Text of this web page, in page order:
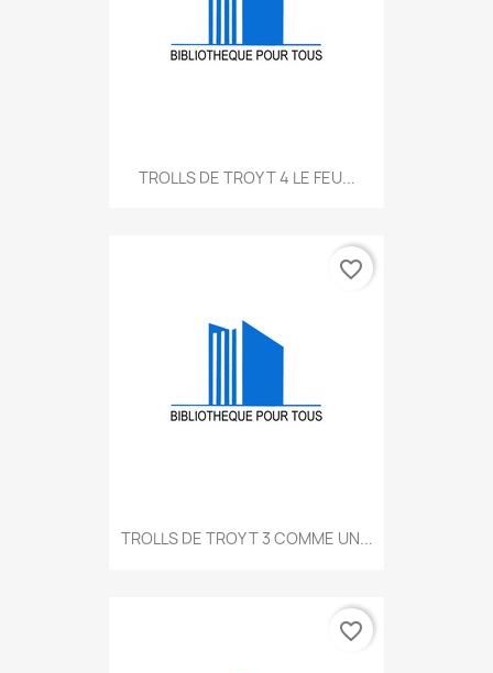
TROLLS DE TROY T 4 LE FEU...
TROLLS DE TROY T 3 COMME UN...
favorite_border
favorite_border